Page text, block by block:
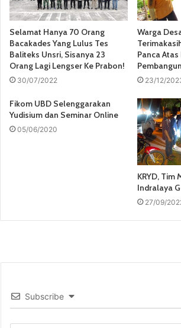
Selamat Hanya 70 Orang
Bacakades Yang Lulus Tes
Baliteks Unsri, Sisanya 23
Orang Lagi Lengser Ke Prabon!
30/07/2022
Warga
Panca
23/12/
Fikom UBD Selenggarakan
Yudisium dan Seminar Online
05/06/2020
KRYD, Tim
Indralaya
27/09/
Subscribe